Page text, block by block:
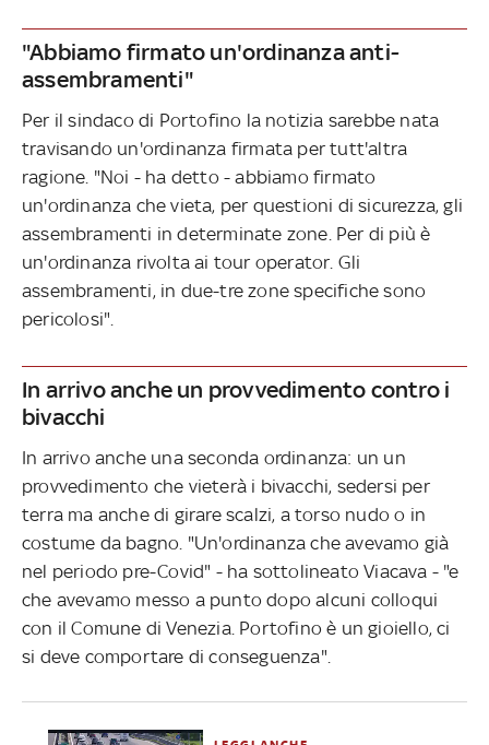
"Abbiamo firmato un'ordinanza anti-
assembramenti"
Per il sindaco di Portofino la notizia sarebbe nata
travisando un'ordinanza firmata per tutt'altra
ragione. "Noi - ha detto - abbiamo firmato
un'ordinanza che vieta, per questioni di sicurezza, gli
assembramenti in determinate zone. Per di più è
un'ordinanza rivolta ai tour operator. Gli
assembramenti, in due-tre zone specifiche sono
pericolosi".
In arrivo anche un provvedimento contro i
bivacchi
In arrivo anche una seconda ordinanza: un un
provvedimento che vieterà i bivacchi, sedersi per
terra ma anche di girare scalzi, a torso nudo o in
costume da bagno. "Un'ordinanza che avevamo già
nel periodo pre-Covid" - ha sottolineato Viacava - "e
che avevamo messo a punto dopo alcuni colloqui
con il Comune di Venezia. Portofino è un gioiello, ci
si deve comportare di conseguenza".